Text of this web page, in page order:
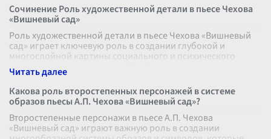
Сочинение Роль художественной детали в пьесе Чехова
«Вишневый сад»
Роль художественной детали в пьесе Чехова «Вишневый
сад» играет ключевую роль в создании глубокой и
многослойной картины социального и психического
состояния героев, а также общей
Какова роль второстепенных персонажей в системе
образов пьесы А.П. Чехова «Вишневый сад»?
Второстепенные персонажи в пьесе А.П. Чехова
«Вишневый сад» играют важную роль в создании